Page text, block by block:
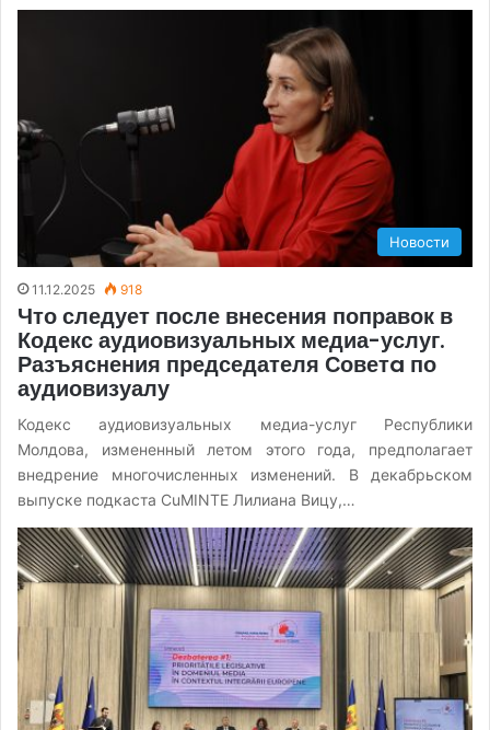
Новости
11.12.2025 918
Что следует после внесения поправок в
Кодекс аудиовизуальных медиа-услуг.
Разъяснения председателя Советa по
аудиовизуалу
Кодекс аудиовизуальных медиа-услуг Республики
Молдова, измененный летом этого года, предполагает
внедрение многочисленных изменений. В декабрьском
выпуске подкаста CuMINTE Лилиана Вицу,…